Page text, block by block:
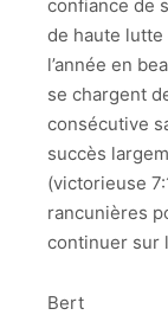
confiance de
de haute lutte
l’année en
se chargent
consécutive
succès
(victorieuse
rancunières
continuer sur
Bert